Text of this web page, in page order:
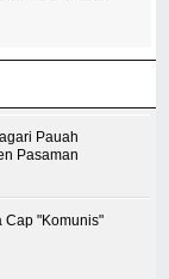
Pauah
Pasaman
Cap "Komunis"